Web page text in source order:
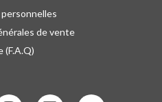
de vente
(F.A.Q)